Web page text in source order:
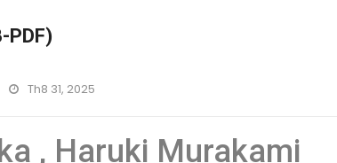
PDF)
Th8 31, 2025
, Haruki Murakami